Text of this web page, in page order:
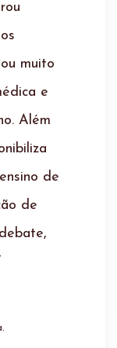
gostava
focado
e
a
no
na